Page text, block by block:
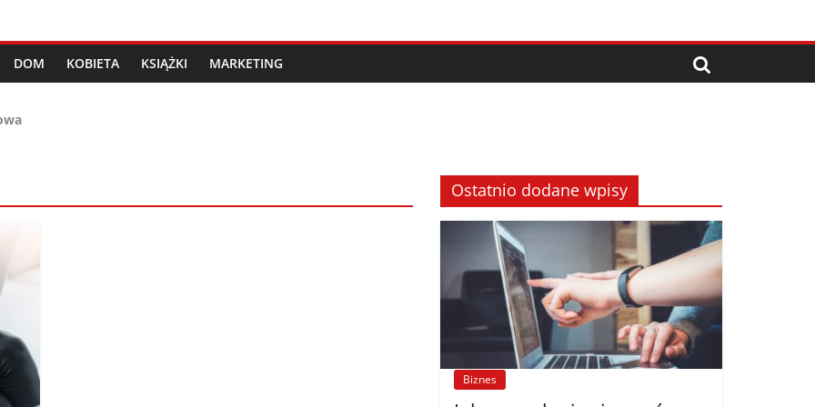
DOM KOBIETA KSIĄŻKI MARKETING
Ostatnio dodane wpisy
Biznes